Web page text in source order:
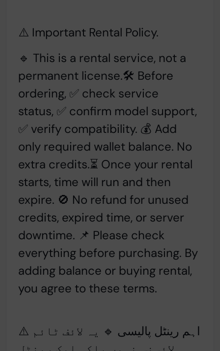
⚠️ Important Rental Policy.
🔹 This is a rental service, not a
permanent license.🛠️ Before
ordering, ✅ check service
status, ✅ confirm model support,
✅ verify compatibility. 💰 Add
only required wallet balance. No
extra credits.⏳ Once your rental
starts, time will run and then
expire. 🚫 No refund for unused
credits, expired time, or server
downtime. 📌 Please check
everything before purchasing. By
adding balance or buying rental,
you agree to these terms.
⚠️ اہم رینٹل پالیسی 🔹 یہ لائف ٹائم